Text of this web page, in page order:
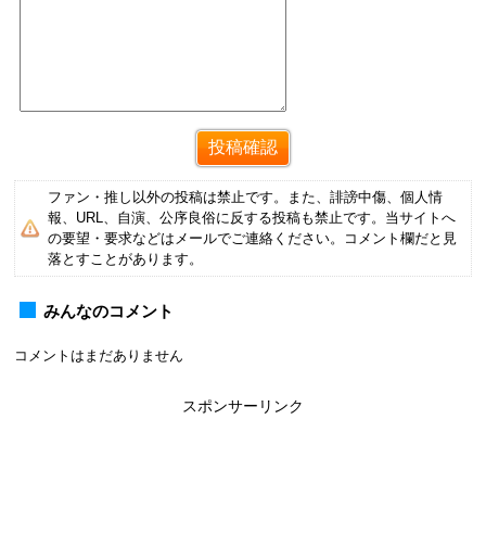
ファン・推し以外の投稿は禁止です。また、誹謗中傷、個人情
報、URL、自演、公序良俗に反する投稿も禁止です。当サイトへ
の要望・要求などはメールでご連絡ください。コメント欄だと見
落とすことがあります。
みんなのコメント
コメントはまだありません
スポンサーリンク